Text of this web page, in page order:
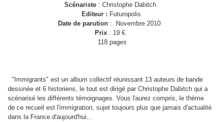
Scénariste: Christophe Dabitch
Editeur : Futuropolis
Date de parution: Novembre 2010
Prix : 19 €
118 pages
"Immigrants" est un album collectif réunissant 13 auteurs de bande
dessinée et 6 historiens, le tout est dirigé par Christophe Dabitch qui a
scénarisé les différents témoignages. Vous l'aurez compris, le thème
de ce recueil est l'immigration, sujet toujours plus que jamais d'actualité
dans la France d'aujourd'hui...